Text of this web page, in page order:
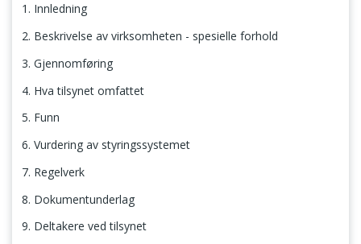
1. Innledning
2. Beskrivelse av virksomheten - spesielle forhold
3. Gjennomføring
4. Hva tilsynet omfattet
5. Funn
6. Vurdering av styringssystemet
7. Regelverk
8. Dokumentunderlag
9. Deltakere ved tilsynet